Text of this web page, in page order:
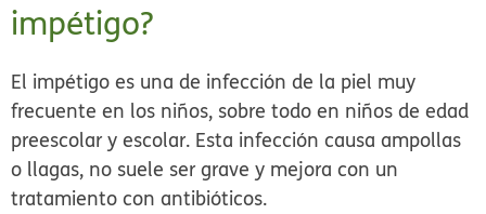
impétigo?
El impétigo es una de infección de la piel muy
frecuente en los niños, sobre todo en niños de edad
preescolar y escolar. Esta infección causa ampollas
o llagas, no suele ser grave y mejora con un
tratamiento con antibióticos.